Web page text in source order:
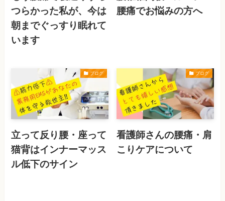
つらかった私が、今は
朝までぐっすり眠れて
います
腰痛でお悩みの方へ
ブログ
立って反り腰・座って
猫背はインナーマッス
ル低下のサイン
ブログ
看護師さんの腰痛・肩
こりケアについて